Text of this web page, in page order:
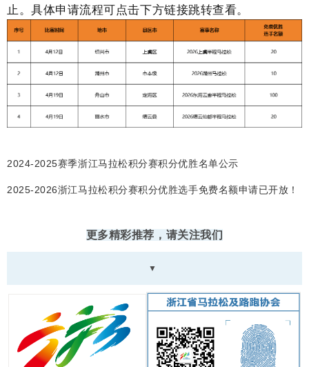
止。具体申请流程可点击下方链接跳转查看。
2024-2025赛季浙江马拉松积分赛积分优胜名单公示
2025-2026浙江马拉松积分赛积分优胜选手免费名额申请已开放！
更多精彩推荐，请关注我们
▼